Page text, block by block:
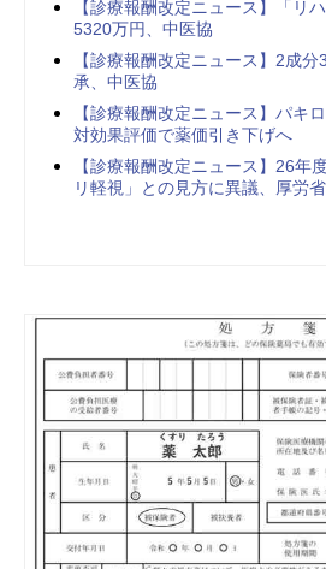
【診療報酬改定ニュース】「リ
5320万円、中医協
【診療報酬改定ニュース】2成
承、中医協
【診療報酬改定ニュース】パキ
対効果評価で薬価引き下げへ
【診療報酬改定ニュース】26年
リ軽視」との見方に異議、厚労